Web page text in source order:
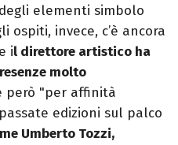
elementi simbolo
ospiti, invece, c’è ancora
il direttore artistico ha
molto
però "per affinità
edizioni sul palco
Umberto Tozzi,